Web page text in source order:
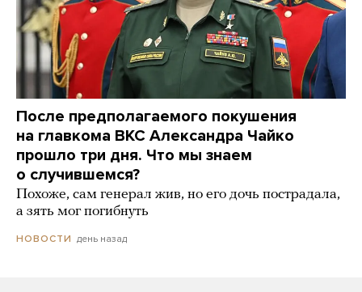
После предполагаемого покушения
на главкома ВКС Александра Чайко
прошло три дня. Что мы знаем
о случившемся?
Похоже, сам генерал жив, но его дочь пострадала,
а зять мог погибнуть
НОВОСТИ день назад